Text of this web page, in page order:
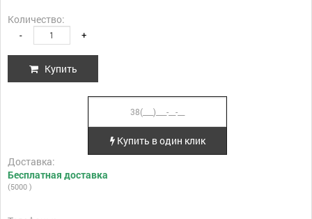
Количество:
- +
Купить
Купить в один клик
Доставка:
Бесплатная доставка
(5000 )